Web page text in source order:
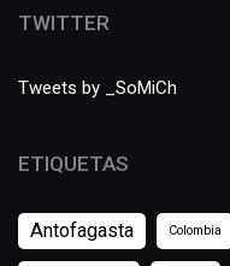
TWITTER
Tweets by _SoMiCh
ETIQUETAS
Antofagasta Colombia